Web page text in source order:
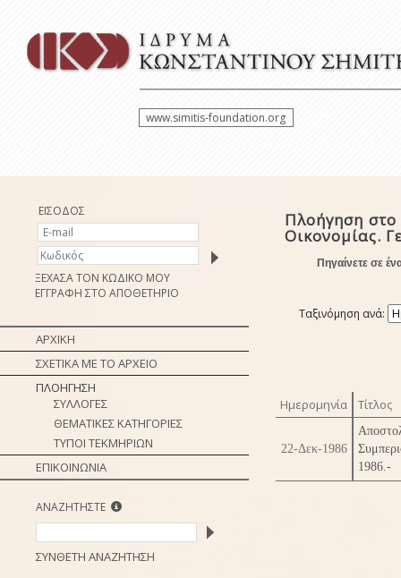
www.simitis-foundation.org
ΕΙΣΟΔΟΣ
ΞΕΧΑΣΑ ΤΟΝ ΚΩΔΙΚΟ ΜΟΥ
ΕΓΓΡΑΦΗ ΣΤΟ ΑΠΟΘΕΤΗΡΙΟ
ΑΡΧΙΚΗ
ΣΧΕΤΙΚΑ ΜΕ ΤΟ ΑΡΧΕΙΟ
ΠΛΟΗΓΗΣΗ
ΣΥΛΛΟΓΕΣ
ΘΕΜΑΤΙΚΕΣ ΚΑΤΗΓΟΡΙΕΣ
ΤΥΠΟΙ ΤΕΚΜΗΡΙΩΝ
ΕΠΙΚΟΙΝΩΝΙΑ
ΑΝΑΖΗΤΗΣΤΕ
ΣΥΝΘΕΤΗ ΑΝΑΖΗΤΗΣΗ
Πλοήγηση στο
Οικονομίας.
Πηγαίνετε σε
Ταξινόμηση ανά:
Ημερομηνία Τίτλος
22-Δεκ-1986
1986.-